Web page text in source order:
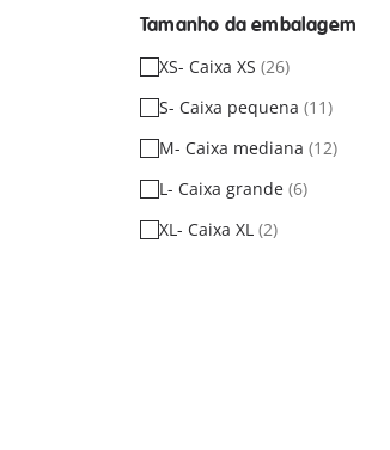
Tamanho da embalagem
XS- Caixa XS (26)
S- Caixa pequena (11)
M- Caixa mediana (12)
L- Caixa grande (6)
XL- Caixa XL (2)